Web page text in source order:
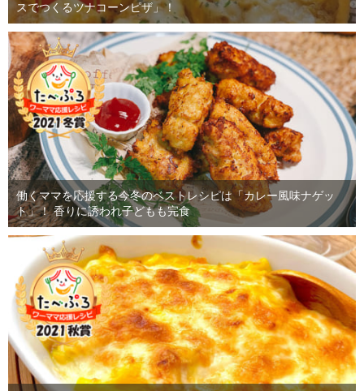
スでつくるツナコーンピザ」！
働くママを応援する今冬のベストレシピは「カレー風味ナゲッ
ト」！ 香りに誘われ子どもも完食